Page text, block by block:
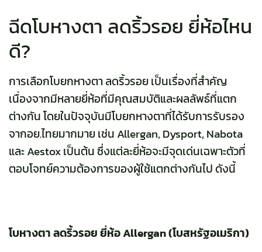
ฉีดโบหางตา ลดริ้วรอย ยี่ห้อไหน
ดี?
การเลือกโบยกหางตา ลดริ้วรอย เป็นเรื่องที่สำคัญ
เนื่องจากมีหลายยี่ห้อที่มีคุณสมบัติและผลลัพธ์ที่แตก
ต่างกัน โดยในปัจจุบันมีโบยกหางตาที่ได้รับการรับรอง
จากอย.ไทยมากมาย เช่น Allergan, Dysport, Nabota
และ Aestox เป็นต้น ซึ่งแต่ละยี่ห้อจะมีจุดเด่นเฉพาะตัวที่
ตอบโจทย์ความต้องการของผู้ใช้แตกต่างกันไป ดังนี้
โบหางตา ลดริ้วรอย ยี่ห้อ Allergan (โบสหรัฐอเมริกา)